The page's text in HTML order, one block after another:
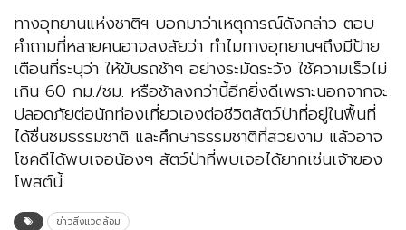
ทางอุทยานแห่งชาติฯ บอกมาว่าเหตุการณ์ดังกล่าว ตอบ
คำถามที่หลายคนอาจสงสัยว่า ทำไมทางอุทยานฯถึงมีป้าย
เตือนที่ระบุว่า ให้ขับรถช้าๆ อย่างระมัดระวัง ใช้ความเร็วไม่
เกิน 60 กม./ชม. หรือช้าลงกว่านี้อีกยิ่งดีเพราะนอกจากจะ
ปลอดภัยต่อนักท่องเที่ยวเองต่อชีวิตสัตว์ป่าที่อยู่ในพื้นที่
ได้ชื่นชมธรรมชาติ และศึกษาธรรมชาติที่สวยงาม แล้วอาจ
โชคดีได้พบเจอน้องๆ สัตว์ป่าที่พบเจอได้ยากเช่นเจ้าของ
โพสต์นี้
ข่าวสิ่งแวดล้อม